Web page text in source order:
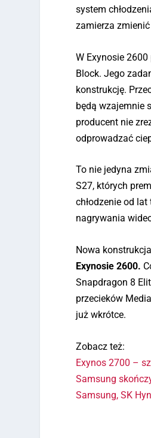
system
zamierza
W Exynosie
Block. Jego
konstrukcję.
będą wzajemnie
producent nie
odprowadzać
To nie jedyna
S27, których
chłodzenie od
nagrywania
Nowa
Exynosie 2600.
Snapdragon 8
przecieków
już wkrótce.
Zobacz też:
Exynos 2700 –
Samsung
Samsung, SK